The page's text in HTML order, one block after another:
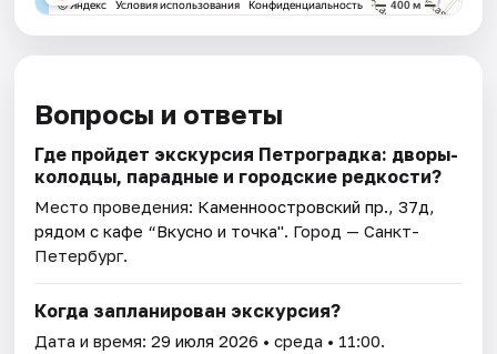
Вопросы и ответы
Где пройдет экскурсия Петроградка: дворы-
колодцы, парадные и городские редкости?
Место проведения: Каменноостровский пр., 37д,
рядом с кафе “Вкусно и точка". Город — Санкт-
Петербург.
Когда запланирован экскурсия?
Дата и время:29 июля 2026 • среда • 11:00.